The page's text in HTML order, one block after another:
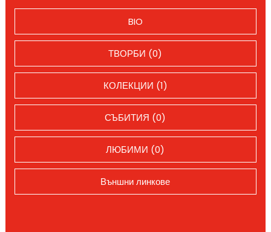
BIO
ТВОРБИ (0)
КОЛЕКЦИИ (1)
СЪБИТИЯ (0)
ЛЮБИМИ (0)
Външни линкове